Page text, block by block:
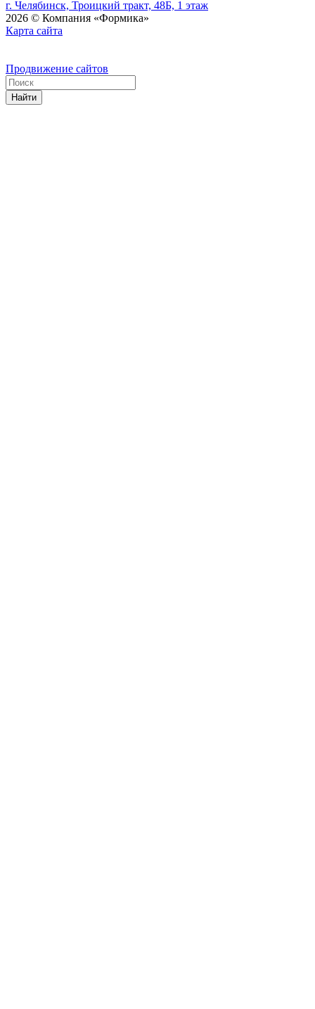
г. Челябинск, Троицкий тракт, 48Б, 1 этаж
2026 © Компания «Формика»
Карта сайта
Продвижение сайтов
Найти